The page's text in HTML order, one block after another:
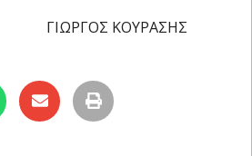
ΓΙΩΡΓΟΣ ΚΟΥΡΑΣΗΣ